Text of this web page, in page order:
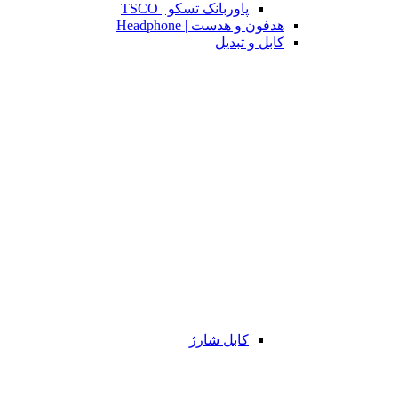
پاوربانک تسکو | TSCO
هدفون و هدست | Headphone
کابل و تبدیل
کابل شارژ